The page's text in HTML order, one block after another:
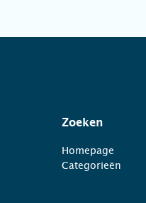
Zoeken
Homepage
Categorieën